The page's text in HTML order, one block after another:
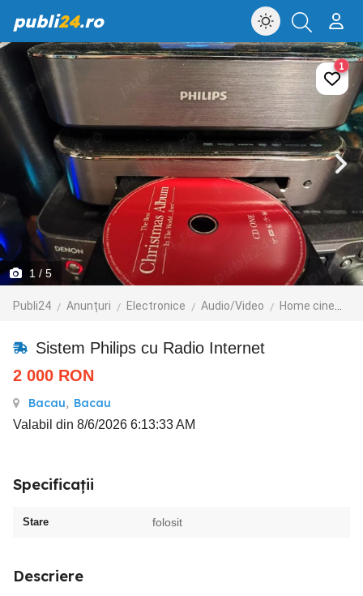
publi24.ro
1 / 5
Publi24 Anunțuri Electronice Audio/Video Home cinema
1
Sistem Philips cu Radio Internet
2 000 RON
Bacau, Bacau
Valabil din 8/6/2026 6:13:33 AM
Specificații
Stare folosit
Descriere